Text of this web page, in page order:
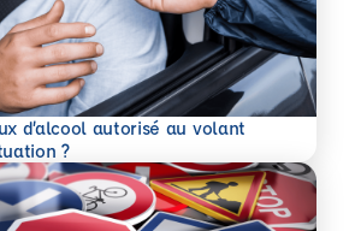
d’alcool autorisé au volant
?